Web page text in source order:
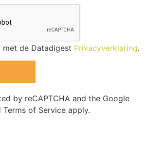
de Datadigest Privacyverklaring.
by reCAPTCHA and the Google
Terms of Service apply.